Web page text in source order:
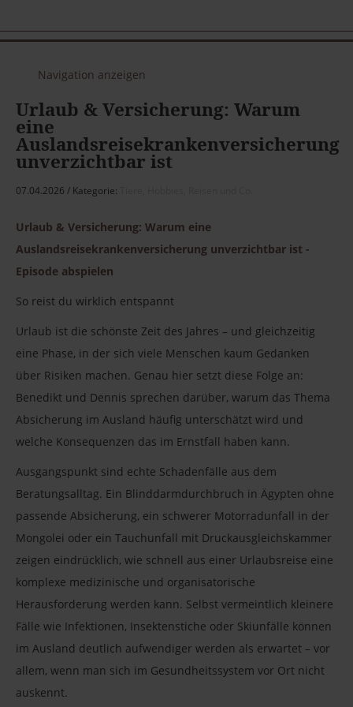
Navigation anzeigen
Urlaub & Versicherung: Warum
eine
Auslandsreisekrankenversicherung
unverzichtbar ist
07.04.2026 Kategorie:
Urlaub & Versicherung: Warum eine
Auslandsreisekrankenversicherung unverzichtbar ist -
Episode abspielen
So reist du wirklich entspannt
Urlaub ist die schönste Zeit des Jahres – und gleichzeitig
eine Phase, in der sich viele Menschen kaum Gedanken
über Risiken machen. Genau hier setzt diese Folge an:
Benedikt und Dennis sprechen darüber, warum das Thema
Absicherung im Ausland häufig unterschätzt wird und
welche Konsequenzen das im Ernstfall haben kann.
Ausgangspunkt sind echte Schadenfälle aus dem
Beratungsalltag. Ein Blinddarmdurchbruch in Ägypten ohne
passende Absicherung, ein schwerer Motorradunfall in der
Mongolei oder ein Tauchunfall mit Druckausgleichskammer
zeigen eindrücklich, wie schnell aus einer Urlaubsreise eine
komplexe medizinische und organisatorische
Herausforderung werden kann. Selbst vermeintlich kleinere
Fälle wie Infektionen, Insektenstiche oder Skiunfälle können
im Ausland deutlich aufwendiger werden als erwartet – vor
allem, wenn man sich im Gesundheitssystem vor Ort nicht
auskennt.